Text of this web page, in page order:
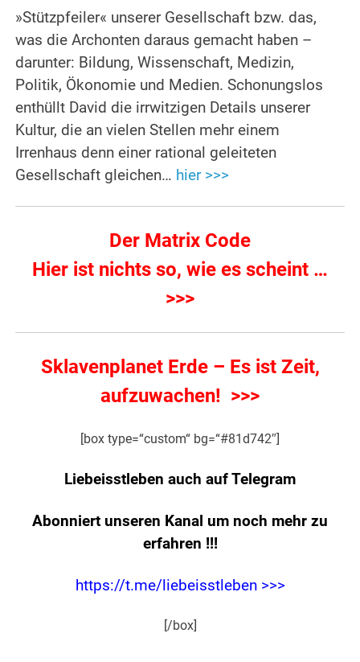
»Stützpfeiler« unserer Gesellschaft bzw. das,
was die Archonten daraus gemacht haben –
darunter: Bildung, Wissenschaft, Medizin,
Politik, Ökonomie und Medien. Schonungslos
enthüllt David die irrwitzigen Details unserer
Kultur, die an vielen Stellen mehr einem
Irrenhaus denn einer rational geleiteten
Gesellschaft gleichen… hier >>>
Der Matrix Code
Hier ist nichts so, wie es scheint …
>>>
Sklavenplanet Erde – Es ist Zeit,
aufzuwachen! >>>
[box type=“custom“ bg=“#81d742″]
Liebeisstleben auch auf Telegram
Abonniert unseren Kanal um noch mehr zu
erfahren !!!
https://t.me/liebeisstleben >>>
[/box]